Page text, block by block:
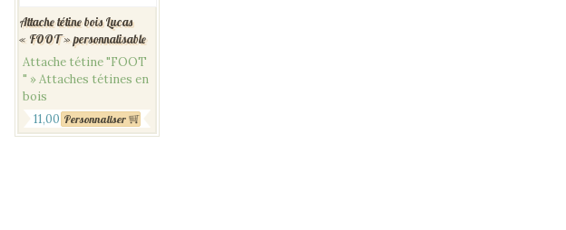
Attache tétine bois Lucas
« FOOT » personnalisable
Attache tétine "FOOT
" » Attaches tétines en
bois
11,00 €
Personnaliser